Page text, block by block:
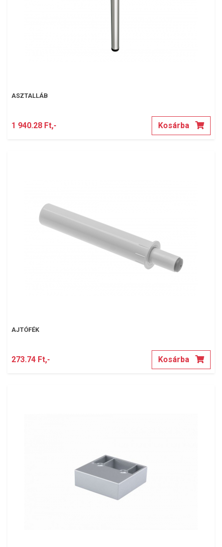
ASZTALLÁB
1 940.28 Ft,- Kosárba
AJTÓFÉK
273.74 Ft,- Kosárba